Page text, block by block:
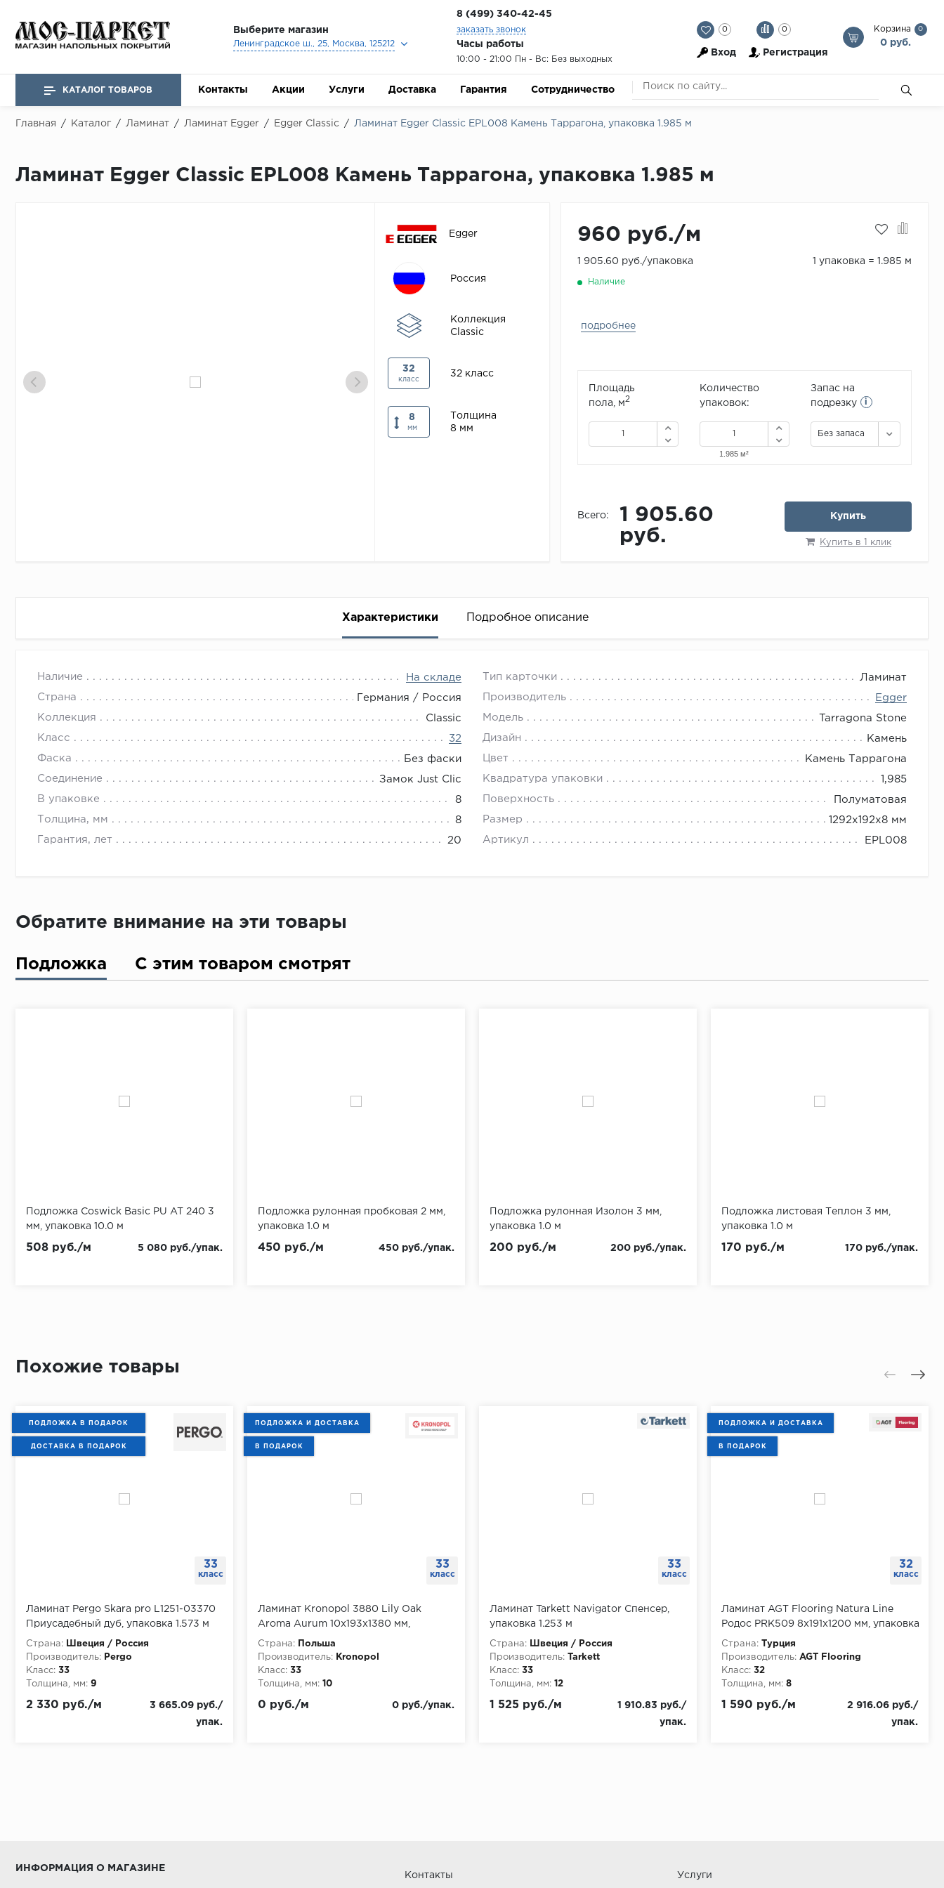
Выберите магазин
Ленинградское ш., 25, Москва, 125212
8 (499) 340-42-45
заказать звонок
Часы работы
10:00 - 21:00 Пн - Вс: Без выходных
0 0
Вход Регистрация
Корзина 0
0 руб.
КАТАЛОГ ТОВАРОВ Контакты Акции Услуги Доставка Гарантия Сотрудничество
Главная / Каталог / Ламинат / Ламинат Egger / Egger Classic / Ламинат Egger Classic EPL008 Камень Таррагона, упаковка 1.985 м
Ламинат Egger Classic EPL008 Камень Таррагона, упаковка 1.985 м
Egger
Россия
Коллекция
Classic
32
класс
32 класс
8
мм
Толщина
8 мм
960 руб./м
1 905.60 руб./упаковка 1 упаковка = 1.985 м
Наличие
подробнее
Площадь
пола, м2
Количество
упаковок:
Запас на
подрезку
i
Без запаса
Всего:
1 905.60
руб.
Купить
Купить в 1 клик
Характеристики Подробное описание
Наличие На складе Тип карточки Ламинат
Страна Германия / Россия Производитель Egger
Коллекция Classic Модель Tarragona Stone
Класс 32 Дизайн Камень
Фаска Без фаски Цвет Камень Таррагона
Соединение Замок Just Clic Квадратура упаковки 1,985
В упаковке 8 Поверхность Полуматовая
Толщина, мм 8 Размер 1292x192x8 мм
Гарантия, лет 20 Артикул EPL008
Обратите внимание на эти товары
Подложка С этим товаром смотрят
Подложка Coswick Basic PU AT 240 3
мм, упаковка 10.0 м
508 руб./м 5 080 руб./упак.
Подложка рулонная пробковая 2 мм,
упаковка 1.0 м
450 руб./м 450 руб./упак.
Подложка рулонная Изолон 3 мм,
упаковка 1.0 м
200 руб./м 200 руб./упак.
Подложка листовая Теплон 3 мм,
упаковка 1.0 м
170 руб./м 170 руб./упак.
Похожие товары
33
класс
ПОДЛОЖКА В ПОДАРОК
ДОСТАВКА В ПОДАРОК
Ламинат Pergo Skara pro L1251-03370
Приусадебный дуб, упаковка 1.573 м
Страна:
Швеция / Россия
Производитель:
Pergo
Класс: 33
Толщина, мм: 9
2 330 руб./м
3 665.09 руб./
упак.
33
класс
ПОДЛОЖКА И ДОСТАВКА
В ПОДАРОК
Ламинат Kronopol 3880 Lily Oak
Aroma Aurum 10х193х1380 мм,
упаковка 1.598 м
Страна:
Польша
Производитель:
Kronopol
Класс: 33
Толщина, мм: 10
0 руб./м 0 руб./упак.
33
класс
Ламинат Tarkett Navigator Спенсер,
упаковка 1.253 м
Страна:
Швеция / Россия
Производитель:
Tarkett
Класс: 33
Толщина, мм: 12
1 525 руб./м
1 910.83 руб./
упак.
32
класс
ПОДЛОЖКА И ДОСТАВКА
В ПОДАРОК
Ламинат AGT Flooring Natura Line
Родос PRK509 8x191x1200 мм, упаковка
1.834 м2
Страна:
Турция
Производитель: AGT Flooring
Класс: 32
Толщина, мм: 8
1 590 руб./м
2 916.06 руб./
упак.
ИНФОРМАЦИЯ О МАГАЗИНЕ
Контакты
Услуги